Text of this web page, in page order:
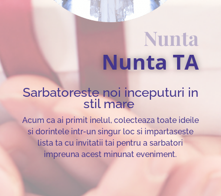
Nunta
Nunta TA
Sarbatoreste noi inceputuri in
stil mare
Acum ca ai primit inelul, colecteaza toate ideile
si dorintele intr-un singur loc si impartaseste
lista ta cu invitatii tai pentru a sarbatori
impreuna acest minunat eveniment.